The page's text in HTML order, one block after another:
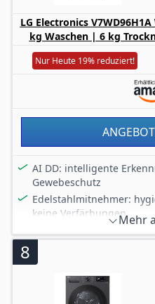
LG Electronics
kg Waschen | 6 kg
TurboWash 360° | Neue
Nur Heute 19% reduziert!
AI DD: intelligente
Gewebeschutz
Edelstahlmitnehmer:
keine Verfärbungen
Sicherheitsglastür:
hitzebeständig
Wäsche nachlegen:
nachlegen
Inverter Direct Drive:
Mehr
8